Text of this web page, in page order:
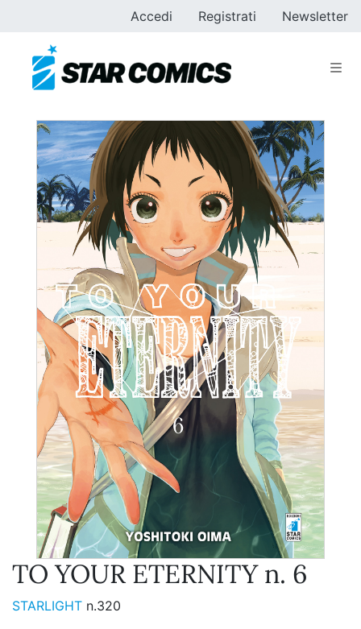
Accedi Registrati Newsletter
TO YOUR ETERNITY n. 6
STARLIGHT n.320